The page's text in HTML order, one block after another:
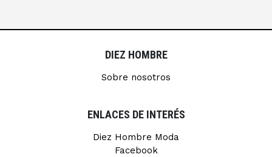
DIEZ HOMBRE
Sobre nosotros
ENLACES DE INTERÉS
Diez Hombre Moda
Facebook